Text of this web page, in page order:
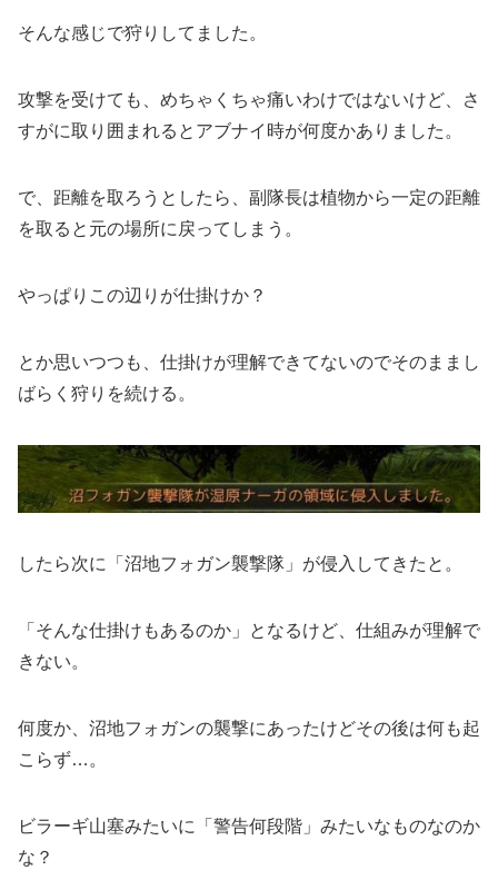
そんな感じで狩りしてました。
攻撃を受けても、めちゃくちゃ痛いわけではないけど、さ
すがに取り囲まれるとアブナイ時が何度かありました。
で、距離を取ろうとしたら、副隊長は植物から一定の距離
を取ると元の場所に戻ってしまう。
やっぱりこの辺りが仕掛けか？
とか思いつつも、仕掛けが理解できてないのでそのままし
ばらく狩りを続ける。
したら次に「沼地フォガン襲撃隊」が侵入してきたと。
「そんな仕掛けもあるのか」となるけど、仕組みが理解で
きない。
何度か、沼地フォガンの襲撃にあったけどその後は何も起
こらず…。
ビラーギ山塞みたいに「警告何段階」みたいなものなのか
な？